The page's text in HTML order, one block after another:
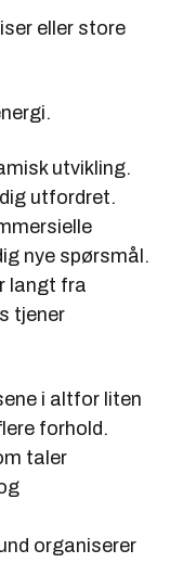
eller store
utvikling.
utfordret.
nye spørsmål.
langt fra
tjener
i altfor liten
forhold.
taler
organiserer